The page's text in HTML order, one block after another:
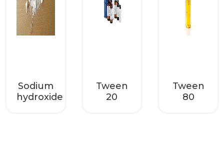
Sodium
hydroxide
Tween
20
Tween
80
HOÀN THÀNH